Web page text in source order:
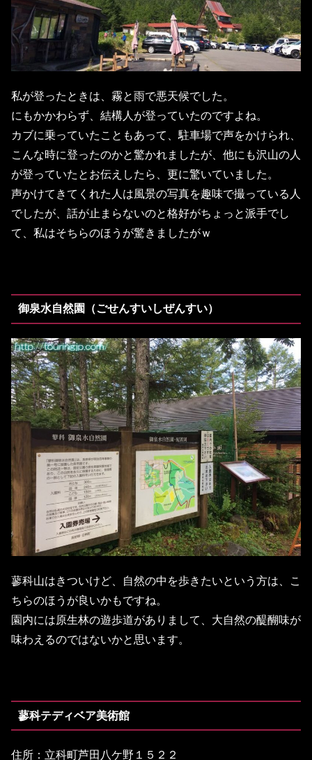
私が登ったときは、霧と雨で悪天候でした。
にもかかわらず、結構人が登っていたのですよね。
カブに乗っていたこともあって、駐車場で声をかけられ、
こんな時に登ったのかと驚かれましたが、他にも沢山の人
が登っていたとお伝えしたら、更に驚いていました。
声かけてきてくれた人は風景の写真を趣味で撮っている人
でしたが、話が止まらないのと格好がちょっと派手でし
て、私はそちらのほうが驚きましたがｗ
御泉水自然園（ごせんすいしぜんすい）
蓼科山はきついけど、自然の中を歩きたいという方は、こ
ちらのほうが良いかもですね。
園内には原生林の遊歩道がありまして、大自然の醍醐味が
味わえるのではないかと思います。
蓼科テディベア美術館
住所：立科町芦田八ケ野１５２２